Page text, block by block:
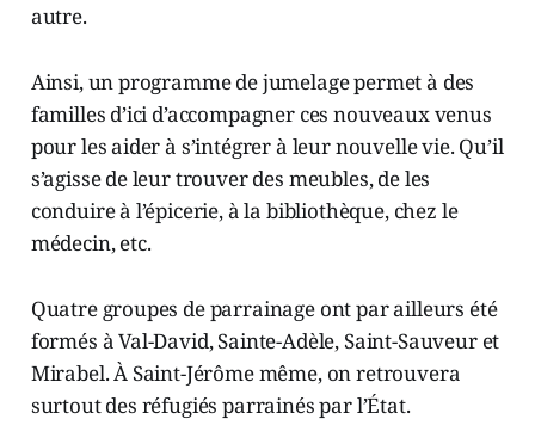
autre.
Ainsi, un programme de jumelage permet à des
familles d’ici d’accompagner ces nouveaux venus
pour les aider à s’intégrer à leur nouvelle vie. Qu’il
s’agisse de leur trouver des meubles, de les
conduire à l’épicerie, à la bibliothèque, chez le
médecin, etc.
Quatre groupes de parrainage ont par ailleurs été
formés à Val-David, Sainte-Adèle, Saint-Sauveur et
Mirabel. À Saint-Jérôme même, on retrouvera
surtout des réfugiés parrainés par l’État.